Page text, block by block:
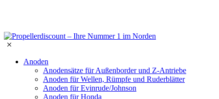
Anoden
Anodensätze für Außenborder und Z-Antriebe
Anoden für Wellen, Rümpfe und Ruderblätter
Anoden für Evinrude/Johnson
Anoden für Honda